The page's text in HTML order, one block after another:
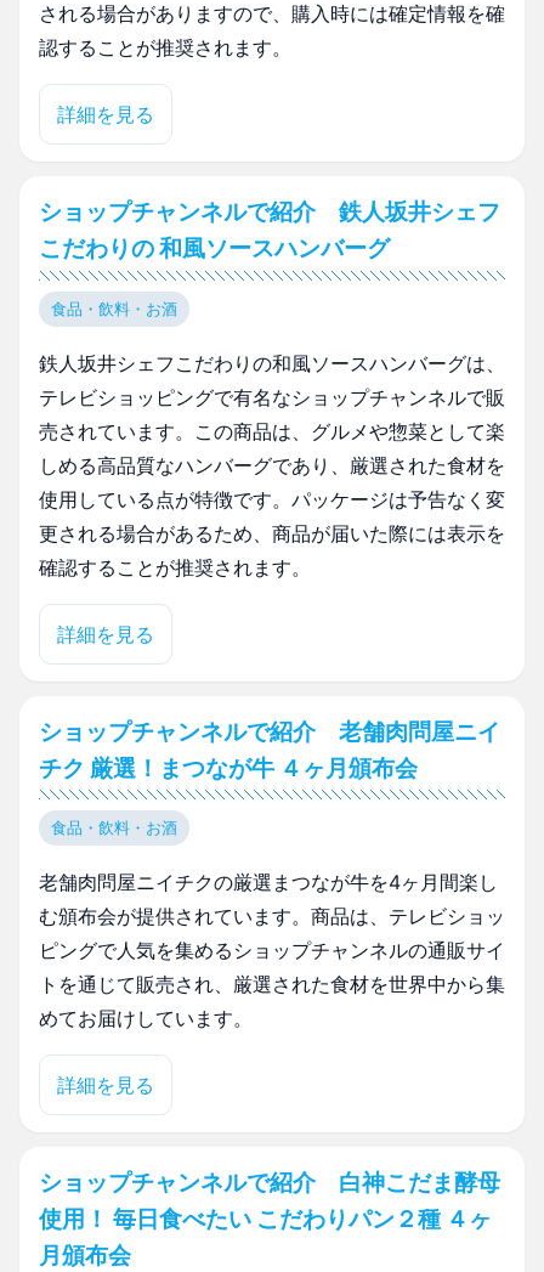
される場合がありますので、購入時には確定情報を確
認することが推奨されます。
詳細を見る
ショップチャンネルで紹介 鉄人坂井シェフ
こだわりの 和風ソースハンバーグ
食品・飲料・お酒
鉄人坂井シェフこだわりの和風ソースハンバーグは、
テレビショッピングで有名なショップチャンネルで販
売されています。この商品は、グルメや惣菜として楽
しめる高品質なハンバーグであり、厳選された食材を
使用している点が特徴です。パッケージは予告なく変
更される場合があるため、商品が届いた際には表示を
確認することが推奨されます。
詳細を見る
ショップチャンネルで紹介 老舗肉問屋ニイ
チク 厳選！まつなが牛 ４ヶ月頒布会
食品・飲料・お酒
老舗肉問屋ニイチクの厳選まつなが牛を4ヶ月間楽し
む頒布会が提供されています。商品は、テレビショッ
ピングで人気を集めるショップチャンネルの通販サイ
トを通じて販売され、厳選された食材を世界中から集
めてお届けしています。
詳細を見る
ショップチャンネルで紹介 白神こだま酵母
使用！ 毎日食べたい こだわりパン２種 ４ヶ
月頒布会